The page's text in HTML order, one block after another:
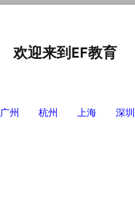
欢迎来到EF教育
广州 杭州 上海 深圳